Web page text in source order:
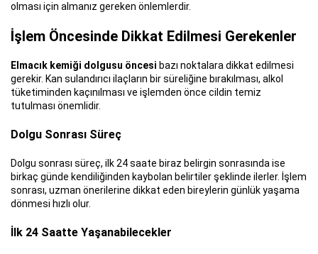
olması için almanız gereken önlemlerdir.
İşlem Öncesinde Dikkat Edilmesi Gerekenler
Elmacık kemiği dolgusu öncesi bazı noktalara dikkat edilmesi
gerekir. Kan sulandırıcı ilaçların bir süreliğine bırakılması, alkol
tüketiminden kaçınılması ve işlemden önce cildin temiz
tutulması önemlidir.
Dolgu Sonrası Süreç
Dolgu sonrası süreç, ilk 24 saate biraz belirgin sonrasında ise
birkaç günde kendiliğinden kaybolan belirtiler şeklinde ilerler. İşlem
sonrası, uzman önerilerine dikkat eden bireylerin günlük yaşama
dönmesi hızlı olur.
İlk 24 Saatte Yaşanabilecekler